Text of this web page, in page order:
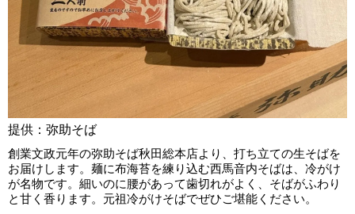
提供：弥助そば
創業文政元年の弥助そば秋田総本店より、打ち立ての生そばを
お届けします。麺に布海苔を練り込む西馬音内そばは、冷がけ
が名物です。細いのに腰があって歯切れがよく、そばがふわり
と甘く香ります。元祖冷がけそばでぜひご堪能ください。